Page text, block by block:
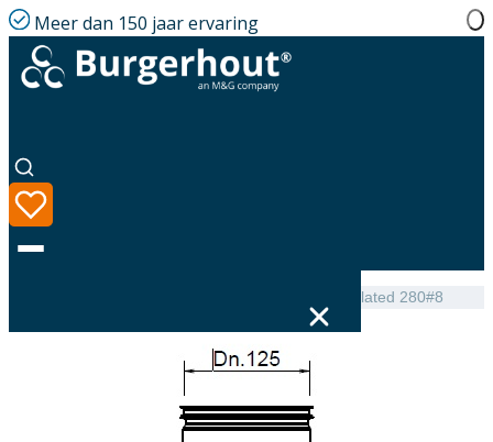
Meer dan 150 jaar ervaring
Hybalans+ Manifold 125 Insulated 280#8